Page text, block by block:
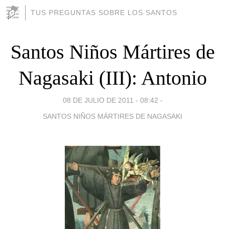
TUS PREGUNTAS SOBRE LOS SANTOS
Santos Niños Mártires de
Nagasaki (III): Antonio
08 DE JULIO DE 2011 - 08:42 -
SANTOS NIÑOS MÁRTIRES DE NAGASAKI